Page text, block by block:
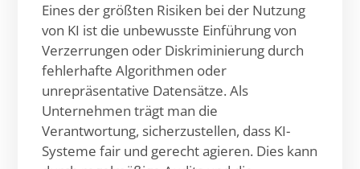
Eines der größten Risiken bei der Nutzung
von KI ist die unbewusste Einführung von
Verzerrungen oder Diskriminierung durch
fehlerhafte Algorithmen oder
unrepräsentative Datensätze. Als
Unternehmen trägt man die
Verantwortung, sicherzustellen, dass KI-
Systeme fair und gerecht agieren. Dies kann